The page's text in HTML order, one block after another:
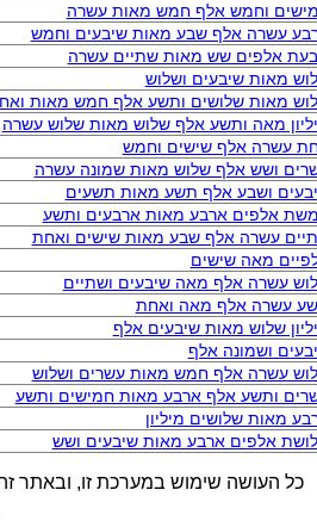
וחמש אלף חמש מאות עשרה
עשרה אלף שבע מאות שיבעים וחמש
אלפים שש מאות שתיים עשרה
מאות שיבעים ושלוש
מאות שלושים ותשע אלף חמש מאות
מאה ותשע אלף שלוש מאות שלוש עשרה
עשרה אלף שישים וחמש
ושש אלף שלוש מאות שמונה עשרה
ושבע אלף תשע מאות תשעים
אלפים ארבע מאות ארבעים ותשע
עשרה אלף שבע מאות שישים ואחת
מאה שישים
עשרה אלף מאה שיבעים ושתיים
עשרה אלף מאה ואחת
שלוש מאות שיבעים אלף
ושמונה אלף
עשרה אלף חמש מאות עשרים ושלוש
ותשע אלף ארבע מאות חמישים ותשע
מאות שלושים מיליון
אלפים ארבע מאות שיבעים ושש
כל העושה שימוש במערכת זו, ובאתר